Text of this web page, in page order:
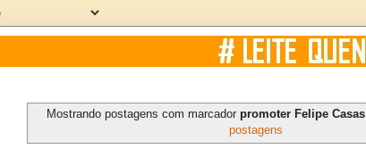
Mostrando postagens com marcadorpromoter Felipe Casas
postagens